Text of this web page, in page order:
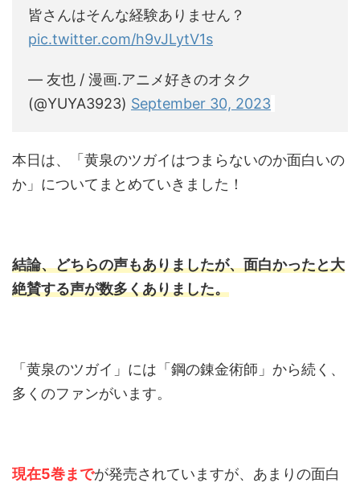
皆さんはそんな経験ありません？
pic.twitter.com/h9vJLytV1s
— 友也 / 漫画.アニメ好きのオタク
(@YUYA3923) September 30, 2023
本日は、「黄泉のツガイはつまらないのか面白いの
か」についてまとめていきました！
結論、どちらの声もありましたが、面白かったと大
絶賛する声が数多くありました。
「黄泉のツガイ」には「鋼の錬金術師」から続く、
多くのファンがいます。
現在5巻までが発売されていますが、あまりの面白